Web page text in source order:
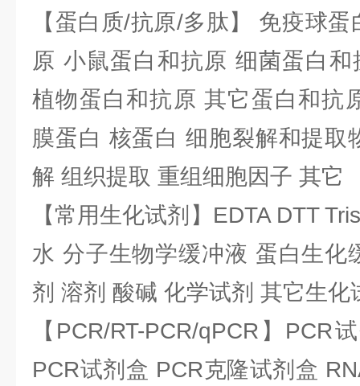
【蛋白质/抗原/多肽】 免疫球
原 小鼠蛋白和抗原 细菌蛋白
植物蛋白和抗原 其它蛋白和抗
膜蛋白 核蛋白 细胞裂解和提取
解 组织提取 重组细胞因子 其它
【常用生化试剂】EDTA DTT
水 分子生物学缓冲液 蛋白生化
剂 溶剂 酸碱 化学试剂 其它生化
【PCR/RT-PCR/qPCR】PCR
PCR试剂盒 PCR克隆试剂盒